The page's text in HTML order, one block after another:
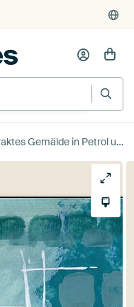
Petrol und Gold mit Kleemotiv von Theda Wiebrands